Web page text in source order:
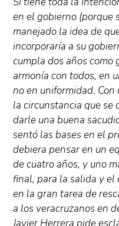
en el gobierno (porque
manejado la idea de
incorporaría a su
cumpla dos años como
armonía con todos, en
no en uniformidad.
la circunstancia que se
darle una buena
sentó las bases en el
debiera pensar en un
de cuatro años, y uno
final, para la salida y el
en la gran tarea de
a los veracruzanos en